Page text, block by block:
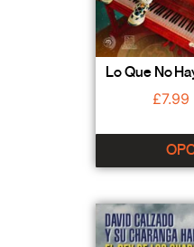
Lo Que No
£7.99